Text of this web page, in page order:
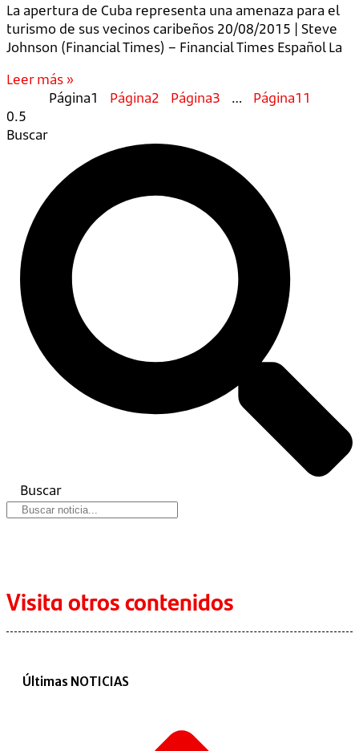
La apertura de Cuba representa una amenaza para el
turismo de sus vecinos caribeños 20/08/2015 | Steve
Johnson (Financial Times) – Financial Times Español La
Leer más »
Página1 Página2 Página3 … Página11
Buscar
Buscar
Visita otros contenidos
Últimas NOTICIAS